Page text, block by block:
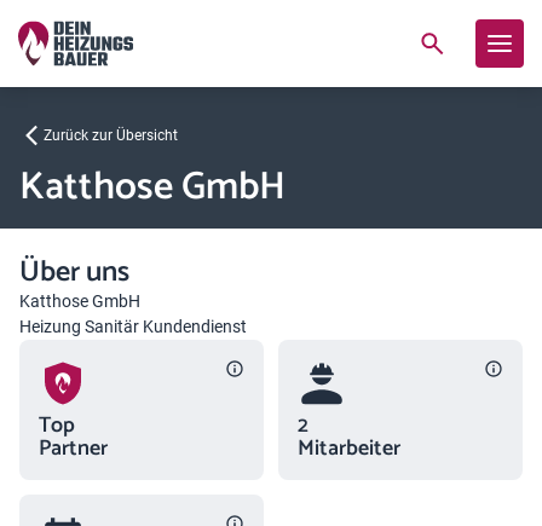
Zurück zur Übersicht
Katthose GmbH
Über uns
Katthose GmbH
Heizung Sanitär Kundendienst
Top
Partner
2
Mitarbeiter